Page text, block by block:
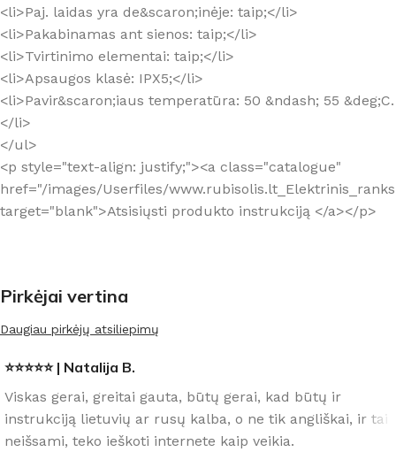
<li>Paj. laidas yra de&scaron;inėje: taip;</li>
<li>Pakabinamas ant sienos: taip;</li>
<li>Tvirtinimo elementai: taip;</li>
<li>Apsaugos klasė: IPX5;</li>
<li>Pavir&scaron;iaus temperatūra: 50 &ndash; 55 &deg;C.
</li>
</ul>
<p style="text-align: justify;"><a class="catalogue"
href="/images/Userfiles/
target="blank">Atsisiųsti produkto instrukciją </a></p>
Pirkėjai vertina
Daugiau pirkėjų atsiliepimų
⭐⭐⭐⭐⭐ | Natalija B.
Viskas gerai, greitai gauta, būtų gerai, kad būtų ir
instrukciją lietuvių ar rusų kalba, o ne tik angliškai, ir tai
neišsami, teko ieškoti internete kaip veikia.